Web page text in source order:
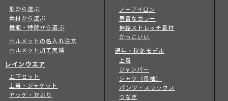
形から選ぶ
素材から選ぶ
機能・特徴から選ぶ
ヘルメットの名入れ注文
ヘルメット加工実績
レインウエア
上下セット
上着・ジャケット
ヤッケ・かぶり
ノーアイロン
豊富なカラー
伸縮ストレッチ素材
かっこいい
通年・秋冬モデル
上着
ジャンパー
シャツ（長袖）
パンツ・スラックス
つなぎ